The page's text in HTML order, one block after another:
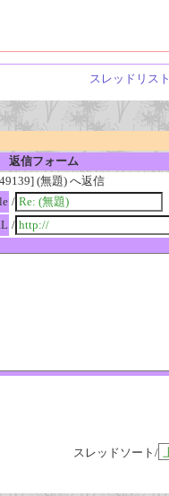
スレッドリスト
返信フォーム
(無題) へ返信
/
/
スレッドソート/